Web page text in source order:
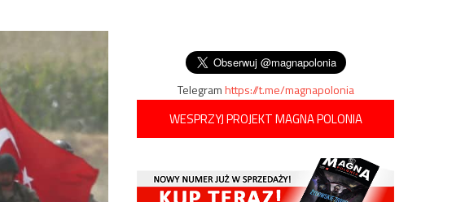
Telegramhttps://t.me/magnapolonia
WESPRZYJ PROJEKT MAGNA POLONIA